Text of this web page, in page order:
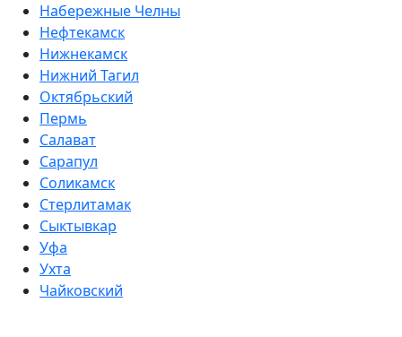
Набережные Челны
Нефтекамск
Нижнекамск
Нижний Тагил
Октябрьский
Пермь
Салават
Сарапул
Соликамск
Стерлитамак
Сыктывкар
Уфа
Ухта
Чайковский